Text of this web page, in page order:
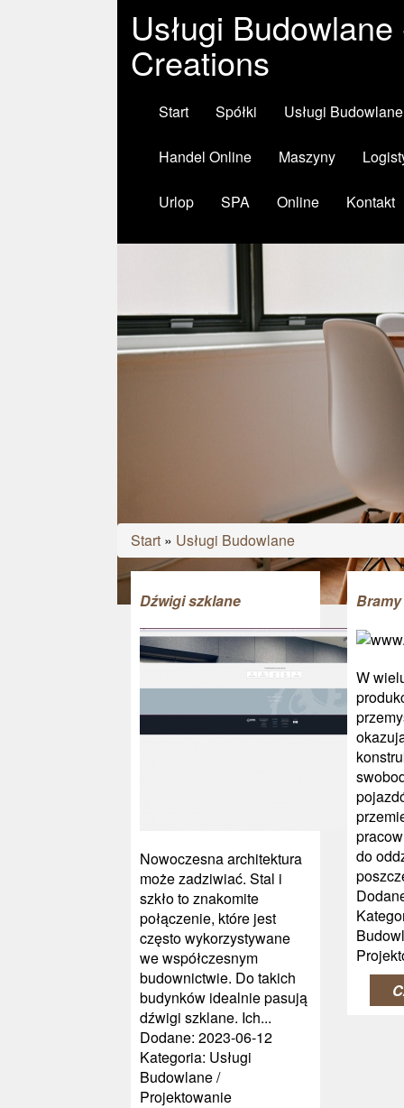
Usługi
Creations
Start Spółki Usługi Budowlane
Handel Online Maszyny
Urlop SPA Online Kontakt
Start » Usługi Budowlane
Dźwigi szklane
Nowoczesna architektura
może zadziwiać. Stal i
szkło to znakomite
połączenie, które jest
często wykorzystywane
we współczesnym
budownictwie. Do takich
budynków idealnie pasują
dźwigi szklane. Ich...
Dodane: 2023-06-12
Kategoria: Usługi
Budowlane /
Projektowanie
W
do